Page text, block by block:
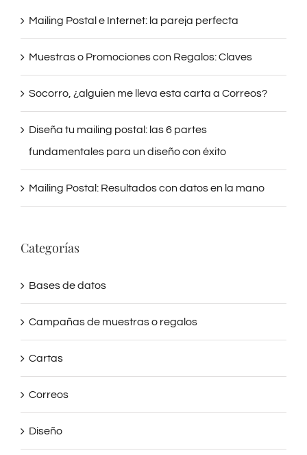
Mailing Postal e Internet: la pareja perfecta
Muestras o Promociones con Regalos: Claves
Socorro, ¿alguien me lleva esta carta a Correos?
Diseña tu mailing postal: las 6 partes
fundamentales para un diseño con éxito
Mailing Postal: Resultados con datos en la mano
Categorías
Bases de datos
Campañas de muestras o regalos
Cartas
Correos
Diseño